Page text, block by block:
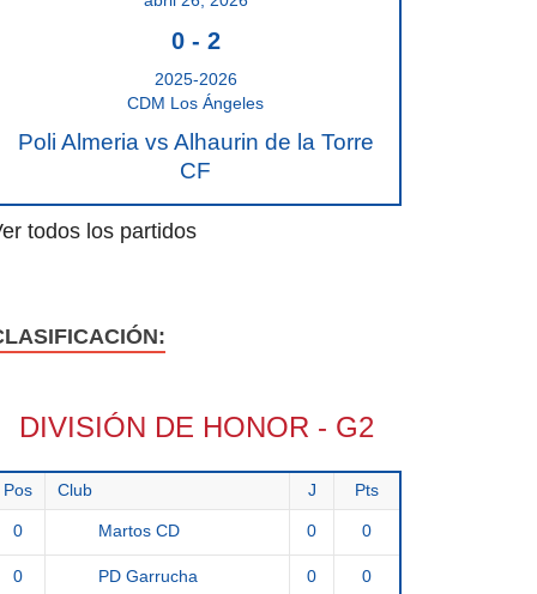
0- 2
2025-2026
CDM Los Ángeles
Poli Almeria vs Alhaurin de la Torre
CF
todos los partidos
DIVISIÓN DE HONOR - G2
Pos Club J Pts
0 Martos CD 0 0
0 PD Garrucha 0 0